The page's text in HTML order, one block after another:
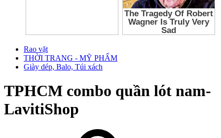
Rao vặt
THỜI TRANG - MỸ PHẨM
Giày dép, Balo, Túi xách
TPHCM combo quần lót nam-
LavitiShop